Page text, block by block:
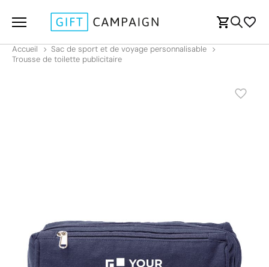
Accueil
Sac de sport et de voyage personnalisable
Trousse de toilette publicitaire